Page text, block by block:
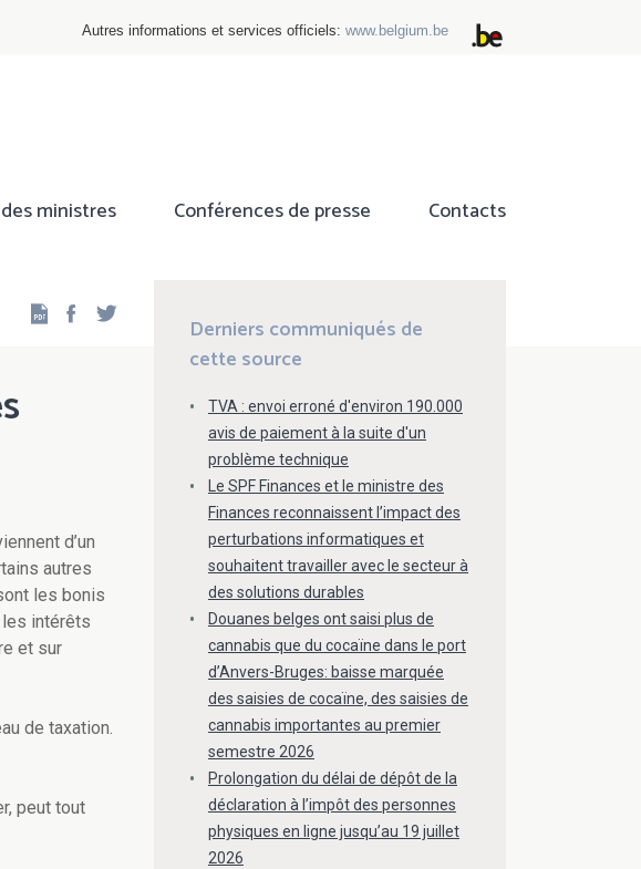
Autres informations et services officiels: www.belgium.be
ministres Conférences de presse Contacts
Facebook
d’un
autres
les bonis
intérêts
et sur
de taxation.
peut tout
Derniers communiqués de
cette source
TVA : envoi erroné d'environ 190.000
avis de paiement à la suite d'un
problème technique
Le SPF Finances et le ministre des
Finances reconnaissent l’impact des
perturbations informatiques et
souhaitent travailler avec le secteur à
des solutions durables
Douanes belges ont saisi plus de
cannabis que du cocaïne dans le port
d’Anvers-Bruges: baisse marquée
des saisies de cocaïne, des saisies de
cannabis importantes au premier
semestre 2026
Prolongation du délai de dépôt de la
déclaration à l’impôt des personnes
physiques en ligne jusqu’au 19 juillet
2026